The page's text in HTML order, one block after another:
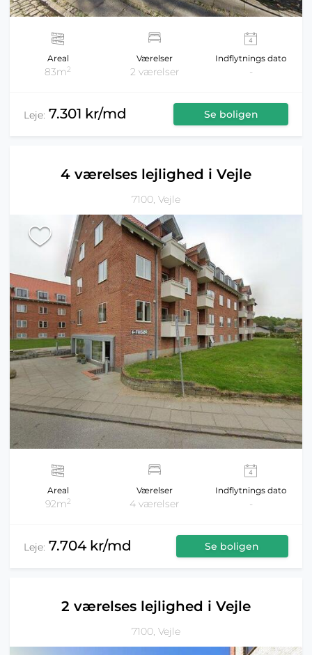
Areal
83m2
Værelser
2 værelser
Indflytnings dato
-
Leje: 7.301 kr/md Se boligen
4 værelses lejlighed i Vejle
7100, Vejle
Areal
92m2
Værelser
4 værelser
Indflytnings dato
-
Leje: 7.704 kr/md Se boligen
2 værelses lejlighed i Vejle
7100, Vejle